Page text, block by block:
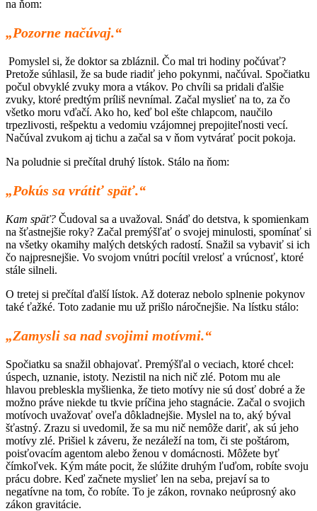
na ňom:
„Pozorne načúvaj.“
Pomyslel si, že doktor sa zbláznil. Čo mal tri hodiny počúvať?
Pretože súhlasil, že sa bude riadiť jeho pokynmi, načúval. Spočiatku
počul obvyklé zvuky mora a vtákov. Po chvíli sa pridali ďalšie
zvuky, ktoré predtým príliš nevnímal. Začal myslieť na to, za čo
všetko moru vďačí. Ako ho, keď bol ešte chlapcom, naučilo
trpezlivosti, rešpektu a vedomiu vzájomnej prepojiteľnosti vecí.
Načúval zvukom aj tichu a začal sa v ňom vytvárať pocit pokoja.
Na poludnie si prečítal druhý lístok. Stálo na ňom:
„Pokús sa vrátiť späť.“
Kam späť? Čudoval sa a uvažoval. Snáď do detstva, k spomienkam
na šťastnejšie roky? Začal premýšľať o svojej minulosti, spomínať si
na všetky okamihy malých detských radostí. Snažil sa vybaviť si ich
čo najpresnejšie. Vo svojom vnútri pocítil vrelosť a vrúcnosť, ktoré
stále silneli.
O tretej si prečítal ďalší lístok. Až doteraz nebolo splnenie pokynov
také ťažké. Toto zadanie mu už prišlo náročnejšie. Na lístku stálo:
„Zamysli sa nad svojimi motívmi.“
Spočiatku sa snažil obhajovať. Premýšľal o veciach, ktoré chcel:
úspech, uznanie, istoty. Nezistil na nich nič zlé. Potom mu ale
hlavou prebleskla myšlienka, že tieto motívy nie sú dosť dobré a že
možno práve niekde tu tkvie príčina jeho stagnácie. Začal o svojich
motívoch uvažovať oveľa dôkladnejšie. Myslel na to, aký býval
šťastný. Zrazu si uvedomil, že sa mu nič nemôže dariť, ak sú jeho
motívy zlé. Prišiel k záveru, že nezáleží na tom, či ste poštárom,
poisťovacím agentom alebo ženou v domácnosti. Môžete byť
čímkoľvek. Kým máte pocit, že slúžite druhým ľuďom, robíte svoju
prácu dobre. Keď začnete myslieť len na seba, prejaví sa to
negatívne na tom, čo robíte. To je zákon, rovnako neúprosný ako
zákon gravitácie.